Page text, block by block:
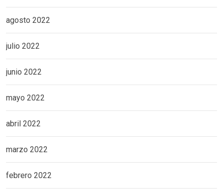
agosto 2022
julio 2022
junio 2022
mayo 2022
abril 2022
marzo 2022
febrero 2022